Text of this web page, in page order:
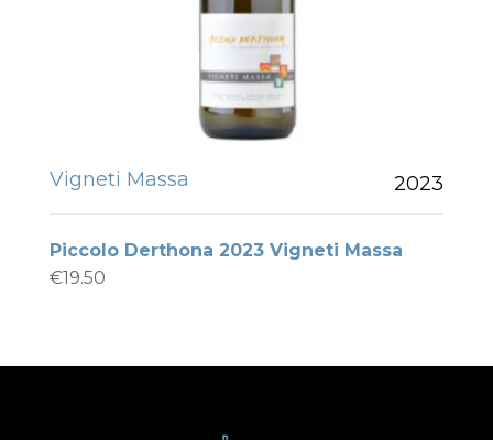
Vigneti Massa 2023
Piccolo Derthona 2023 Vigneti Massa
€19.50